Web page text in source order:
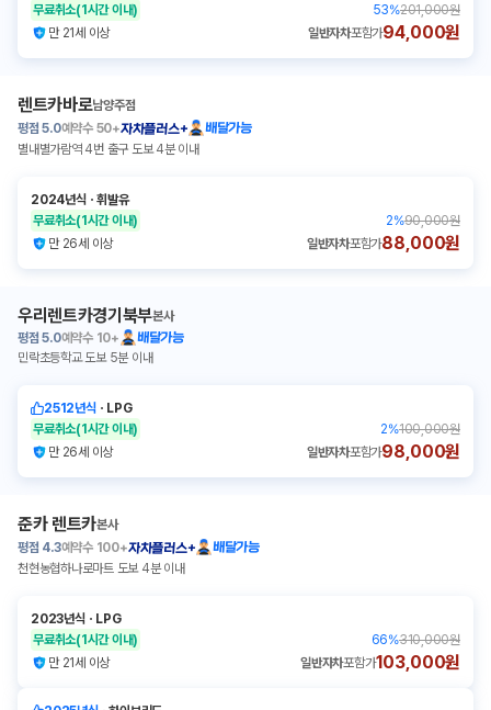
무료취소(1시간 이내) 53%201,000원
만 21세 이상
일반자차포함가94,000원
렌트카바로남양주점
평점 5.0예약수 50+자차플러스+
배달가능
별내별가람역 4번 출구 도보 4분 이내
2024년식 ㆍ휘발유
무료취소(1시간 이내) 2%90,000원
만 26세 이상
일반자차포함가88,000원
우리렌트카경기북부본사
평점 5.0예약수 10+
배달가능
민락초등학교 도보 5분 이내
2512년식 ㆍ LPG
무료취소(1시간 이내) 2%100,000원
만 26세 이상
일반자차포함가98,000원
준카 렌트카본사
평점 4.3예약수 100+자차플러스+
배달가능
천현농협하나로마트 도보 4분 이내
2023년식 ㆍ LPG
무료취소(1시간 이내) 66%310,000원
만 21세 이상
일반자차포함가103,000원